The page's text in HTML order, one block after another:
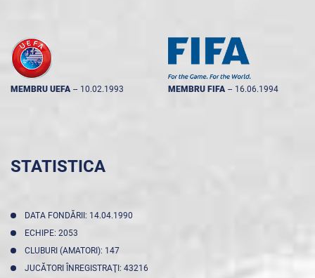
MEMBRU UEFA -- 10.02.1993 MEMBRU FIFA -- 16.06.1994
STATISTICA
DATA FONDĂRII: 14.04.1990
ECHIPE: 2053
CLUBURI (AMATORI): 147
JUCĂTORI ÎNREGISTRAŢI: 43216